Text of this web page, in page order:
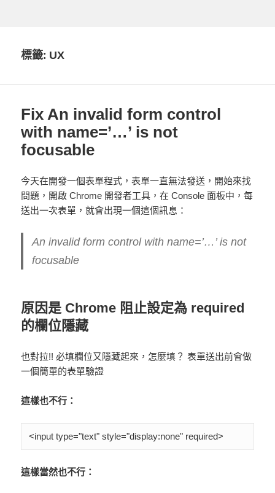
標籤: UX
Fix An invalid form control
with name=’…’ is not
focusable
今天在開發一個表單程式，表單一直無法發送，開始來找
問題，開啟 Chrome 開發者工具，在 Console 面板中，每
送出一次表單，就會出現一個這個訊息：
An invalid form control with name=’…’ is not
focusable
原因是 Chrome 阻止設定為 required
的欄位隱藏
也對拉!! 必填欄位又隱藏起來，怎麼填？ 表單送出前會做
一個簡單的表單驗證
這樣也不行：
<input type="text" style="display:none" required>
這樣當然也不行：